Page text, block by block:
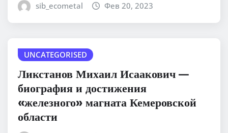
sib_ecometal Фев 20, 2023
UNCATEGORISED
Ликстанов Михаил Исаакович —
биография и достижения
«железного» магната Кемеровской
области